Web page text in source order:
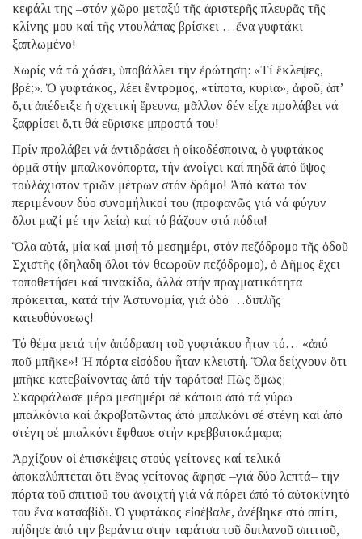
κεφάλι της –στόν χῶρο μεταξύ τῆς ἀριστερῆς πλευρᾶς τῆς
κλίνης μου καί τῆς ντουλάπας βρίσκει …ἕνα γυφτάκι
ξαπλωμένο!
Χωρίς νά τά χάσει, ὑποβάλλει τήν ἐρώτηση: «Τί ἔκλεψες,
βρέ;». Ὁ γυφτάκος, λέει ἔντρομος, «τίποτα, κυρία», ἀφοῦ, ἀπ’
ὅ,τι ἀπέδειξε ἡ σχετική ἔρευνα, μᾶλλον δέν εἶχε προλάβει νά
ξαφρίσει ὅ,τι θά εὕρισκε μπροστά του!
Πρίν προλάβει νά ἀντιδράσει ἡ οἰκοδέσποινα, ὁ γυφτάκος
ὁρμᾶ στήν μπαλκονόπορτα, τήν ἀνοίγει καί πηδᾶ ἀπό ὕψος
τοὐλάχιστον τριῶν μέτρων στόν δρόμο! Ἀπό κάτω τόν
περιμένουν δύο συνομήλικοί του (προφανῶς γιά νά φύγυν
ὅλοι μαζί μέ τήν λεία) καί τό βάζουν στά πόδια!
Ὅλα αὐτά, μία καί μισή τό μεσημέρι, στόν πεζόδρομο τῆς ὁδοῦ
Σχιστῆς (δηλαδή ὅλοι τόν θεωροῦν πεζόδρομο), ὁ Δῆμος ἔχει
τοποθετήσει καί πινακίδα, ἀλλά στήν πραγματικότητα
πρόκειται, κατά τήν Ἀστυνομία, γιά ὁδό …διπλῆς
κατευθύνσεως!
Τό θέμα μετά τήν ἀπόδραση τοῦ γυφτάκου ἦταν τό… «ἀπό
ποῦ μπῆκε»! Ἡ πόρτα εἰσόδου ἦταν κλειστή. Ὅλα δείχνουν ὅτι
μπῆκε κατεβαίνοντας ἀπό τήν ταράτσα! Πῶς ὅμως;
Σκαρφάλωσε μέρα μεσημέρι σέ κάποιο ἀπό τά γύρω
μπαλκόνια καί ἀκροβατῶντας ἀπό μπαλκόνι σέ στέγη καί ἀπό
στέγη σέ μπαλκόνι ἔφθασε στήν κρεββατοκάμαρα;
Ἀρχίζουν οἱ ἐπισκέψεις στούς γείτονες καί τελικά
ἀποκαλύπτεται ὅτι ἕνας γείτονας ἄφησε –γιά δύο λεπτά– τήν
πόρτα τοῦ σπιτιοῦ του ἀνοιχτή γιά νά πάρει ἀπό τό αὐτοκίνητό
του ἕνα κατσαβίδι. Ὁ γυφτάκος εἰσέβαλε, ἀνέβηκε στό σπίτι,
πήδησε ἀπό τήν βεράντα στήν ταράτσα τοῦ διπλανοῦ σπιτιοῦ,